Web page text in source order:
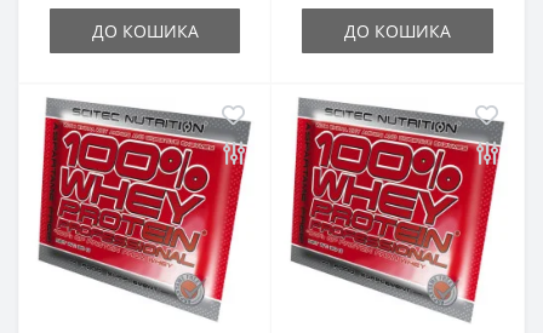
ДО КОШИКА ДО КОШИКА